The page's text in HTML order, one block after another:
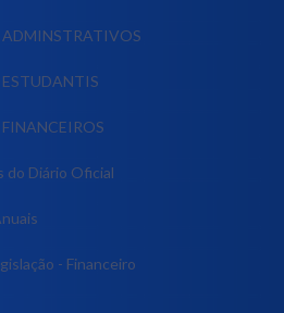
ADMINSTRATIVOS
do Diário Oficial
- Financeiro